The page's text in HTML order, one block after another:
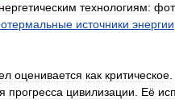
технологиям:
источники энергии
оценивается как критическое.
прогресса цивилизации. Её